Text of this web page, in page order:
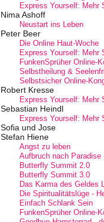
Express Yourself: Mehr
Nima Ashoff
Neustart ins Leben
Peter Beer
Die Online Haut-Woche
Express Yourself: Mehr
FunkenSprüher Online-
Selbstheilung &
Selbstsicher Online-
Robert Kresse
Express Yourself: Mehr
Sebastian Heindl
Express Yourself: Mehr
Sofia und Jose
Stefan Hiene
Angst zu leben
Aufbruch nach Paradise
Butterfly Summit 2.0
Butterfly Summit 3.0
Das Karma des Geldes
Die Spiritualitätslüge -
Einfach Schlank Sein
FunkenSprüher Online-